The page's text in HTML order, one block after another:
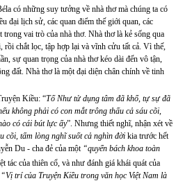
có những suy tưởng về nhà thơ mà chúng ta có
đại lịch sử, các quan điểm thế giới quan, các
vai trò của nhà thơ. Nhà thơ là kẻ sống qua
rồi chắt lọc, tập hợp lại và vĩnh cửu tất cả. Vì thế,
sự quan trọng của nhà thơ kéo dài đến vô tận,
đất. Nhà thơ là một đại diện chân chính về tinh
Kiều: “Tố Như tử dụng tâm đã khổ, tự sự đã
không phải có con mắt trông thấu cả sáu cõi,
có cái bút lực ấy”. Nhưng thiết nghĩ, nhận xét về
cõi, tấm lòng nghĩ suốt cả nghìn đời kia trước hết
Du - cha đẻ của một“quyển bách khoa toàn
tác của thiên cổ, và như đánh giá khái quát của
“Vị trí của Truyện Kiều trong văn học Việt Nam là